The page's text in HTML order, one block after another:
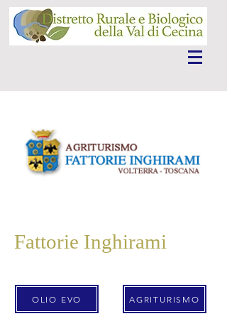
Fattorie Inghirami
OLIO EVO AGRITURISMO